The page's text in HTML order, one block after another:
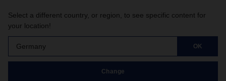
Select a different country, or region, to see specific content for
your location!
Germany OK
Change